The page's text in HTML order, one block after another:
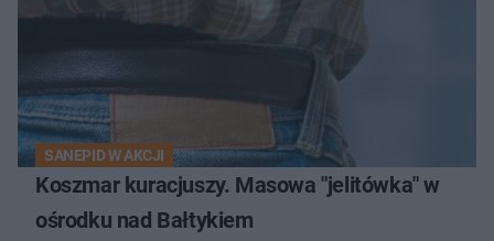
SANEPID W AKCJI
Koszmar kuracjuszy. Masowa "jelitówka" w
ośrodku nad Bałtykiem